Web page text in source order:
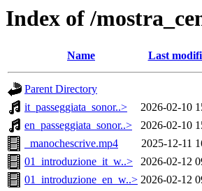
Index of /
Name Last
Parent Directory
it_passeggiata_sonor..>
2026-02-10
en_passeggiata_sonor..>
2026-02-10
_manochescrive.mp4
2025-12-11
01_introduzione_it_w..>
2026-02-12
01_introduzione_en_w..> 2026-02-12